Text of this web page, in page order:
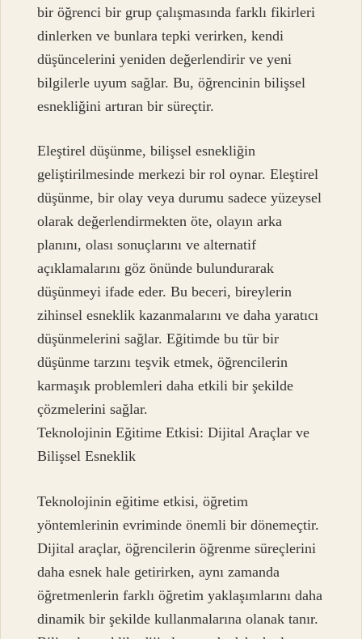
bir öğrenci bir grup çalışmasında farklı fikirleri
dinlerken ve bunlara tepki verirken, kendi
düşüncelerini yeniden değerlendirir ve yeni
bilgilerle uyum sağlar. Bu, öğrencinin bilişsel
esnekliğini artıran bir süreçtir.
Eleştirel düşünme, bilişsel esnekliğin
geliştirilmesinde merkezi bir rol oynar. Eleştirel
düşünme, bir olay veya durumu sadece yüzeysel
olarak değerlendirmekten öte, olayın arka
planını, olası sonuçlarını ve alternatif
açıklamalarını göz önünde bulundurarak
düşünmeyi ifade eder. Bu beceri, bireylerin
zihinsel esneklik kazanmalarını ve daha yaratıcı
düşünmelerini sağlar. Eğitimde bu tür bir
düşünme tarzını teşvik etmek, öğrencilerin
karmaşık problemleri daha etkili bir şekilde
çözmelerini sağlar.
Teknolojinin Eğitime Etkisi: Dijital Araçlar ve
Bilişsel Esneklik
Teknolojinin eğitime etkisi, öğretim
yöntemlerinin evriminde önemli bir dönemeçtir.
Dijital araçlar, öğrencilerin öğrenme süreçlerini
daha esnek hale getirirken, aynı zamanda
öğretmenlerin farklı öğretim yaklaşımlarını daha
dinamik bir şekilde kullanmalarına olanak tanır.